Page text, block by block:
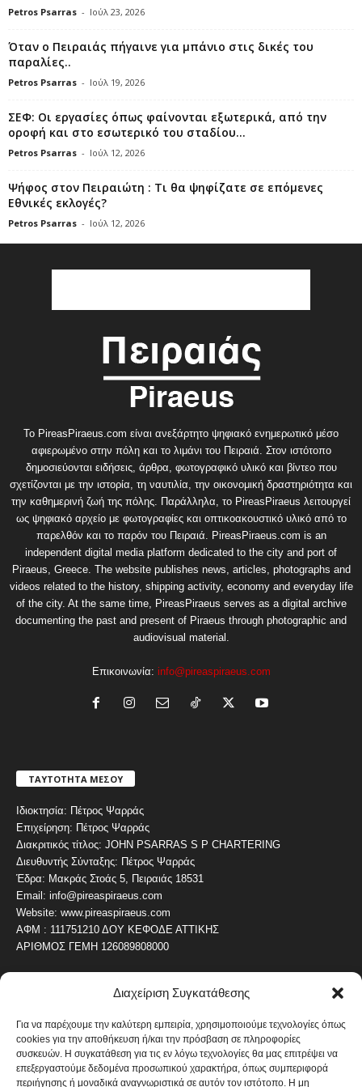
Διαχείριση Συγκατάθεσης
Για να παρέχουμε την καλύτερη εμπειρία, χρησιμοποιούμε τεχνολογίες όπως
cookies για την αποθήκευση ή/και την πρόσβαση σε πληροφορίες
συσκευών. Η συγκατάθεση για τις εν λόγω τεχνολογίες θα μας επιτρέψει να
επεξεργαστούμε δεδομένα προσωπικού χαρακτήρα, όπως συμπεριφορά
περιήγησης ή μοναδικά αναγνωριστικά σε αυτόν τον ιστότοπο. Η μη
Petros Psarras - Ιούλ 23, 2026
Όταν ο Πειραιάς πήγαινε για μπάνιο στις δικές του
παραλίες..
Petros Psarras - Ιούλ 19, 2026
ΣΕΦ: Οι εργασίες όπως φαίνονται εξωτερικά, από την
οροφή και στο εσωτερικό του σταδίου...
Petros Psarras - Ιούλ 12, 2026
Ψήφος στον Πειραιώτη : Τι θα ψηφίζατε σε επόμενες
Εθνικές εκλογές?
Petros Psarras - Ιούλ 12, 2026
Το PireasPiraeus.com είναι ανεξάρτητο ψηφιακό ενημερωτικό μέσο
αφιερωμένο στην πόλη και το λιμάνι του Πειραιά. Στον ιστότοπο
δημοσιεύονται ειδήσεις, άρθρα, φωτογραφικό υλικό και βίντεο που
σχετίζονται με την ιστορία, τη ναυτιλία, την οικονομική δραστηριότητα και
την καθημερινή ζωή της πόλης. Παράλληλα, το PireasPiraeus λειτουργεί
ως ψηφιακό αρχείο με φωτογραφίες και οπτικοακουστικό υλικό από το
παρελθόν και το παρόν του Πειραιά. PireasPiraeus.com is an
independent digital media platform dedicated to the city and port of
Piraeus, Greece. The website publishes news, articles, photographs and
videos related to the history, shipping activity, economy and everyday life
of the city. At the same time, PireasPiraeus serves as a digital archive
documenting the past and present of Piraeus through photographic and
audiovisual material.
Επικοινωνία: info@pireaspiraeus.com
ΤΑΥΤΟΤΗΤΑ ΜΕΣΟΥ
Ιδιοκτησία: Πέτρος Ψαρράς
Επιχείρηση: Πέτρος Ψαρράς
Διακριτικός τίτλος: JOHN PSARRAS S P CHARTERING
Διευθυντής Σύνταξης: Πέτρος Ψαρράς
Έδρα: Μακράς Στοάς 5, Πειραιάς 18531
Email: info@pireaspiraeus.com
Website: www.pireaspiraeus.com
ΑΦΜ : 111751210 ΔΟΥ ΚΕΦΟΔΕ ΑΤΤΙΚΗΣ
ΑΡΙΘΜΟΣ ΓΕΜΗ 126089808000
ΔΗΜΟΦΙΛΗ ΚΑΤΗΓΟΡΙΑ
ΝΕΑ ΤΟΥ ΠΕΙΡΑΙΑ 4487
ΟΛΥΜΠΙΑΚΟΣ
ΑΛΛΑ ΚΟΙΝΩΝΙΚΑ